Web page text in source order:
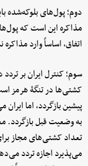
دوم؛ پول‌های بلوکه‌شده
مذاکره این است که
اتفاق، اساساً وارد
سوم؛ کنترل ایران بر
کشتی‌ها در تنگۀ هرمز
پیشین بازگردد، اما
به وضعیت قبل بازگردد.
تعداد کشتی‌های مجاز
می‌پذیرد اجازه تردد